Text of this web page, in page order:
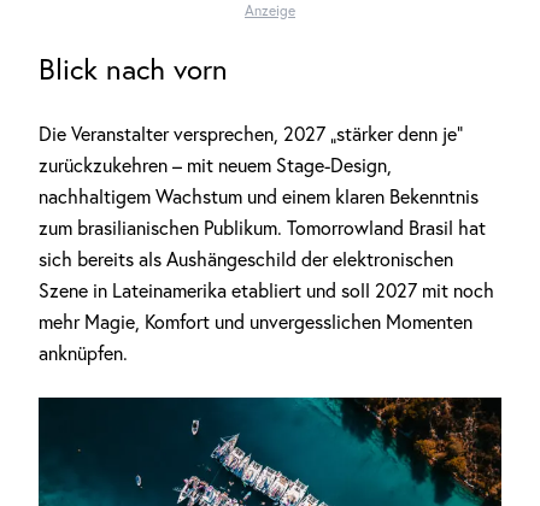
Anzeige
Blick nach vorn
Die Veranstalter versprechen, 2027 „stärker denn je“
zurückzukehren – mit neuem Stage-Design,
nachhaltigem Wachstum und einem klaren Bekenntnis
zum brasilianischen Publikum. Tomorrowland Brasil hat
sich bereits als Aushängeschild der elektronischen
Szene in Lateinamerika etabliert und soll 2027 mit noch
mehr Magie, Komfort und unvergesslichen Momenten
anknüpfen.